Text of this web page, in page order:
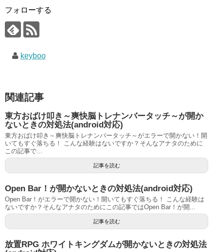
フォローする
keyboo
関連記事
東方おばけ叩き～爽快脳トレナンバータッチ～が開か
ないときの対処法(android対応)
東方おばけ叩き～爽快脳トレナンバータッチ～がエラーで開かない！開
いてもすぐ落ちる！ こんな経験はないですか？そんなアナタのために
この記事で...
記事を読む
Open Bar！が開かないときの対処法(android対応)
Open Bar！がエラーで開かない！開いてもすぐ落ちる！ こんな経験は
ないですか？そんなアナタのためにこの記事ではOpen Bar！が開...
記事を読む
放置RPG ホワイトキングダムが開かないときの対処法